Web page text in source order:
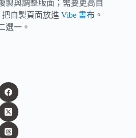
製與調整版面；需要更高自
自製頁面放進 Vibe 畫布 。
選一。